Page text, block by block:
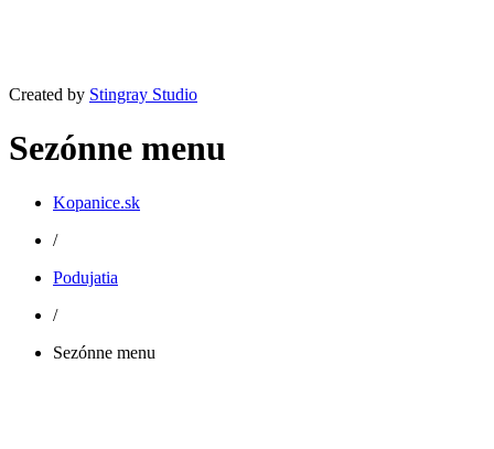
Created by Stingray Studio
Sezónne menu
Kopanice.sk
/
Podujatia
/
Sezónne menu